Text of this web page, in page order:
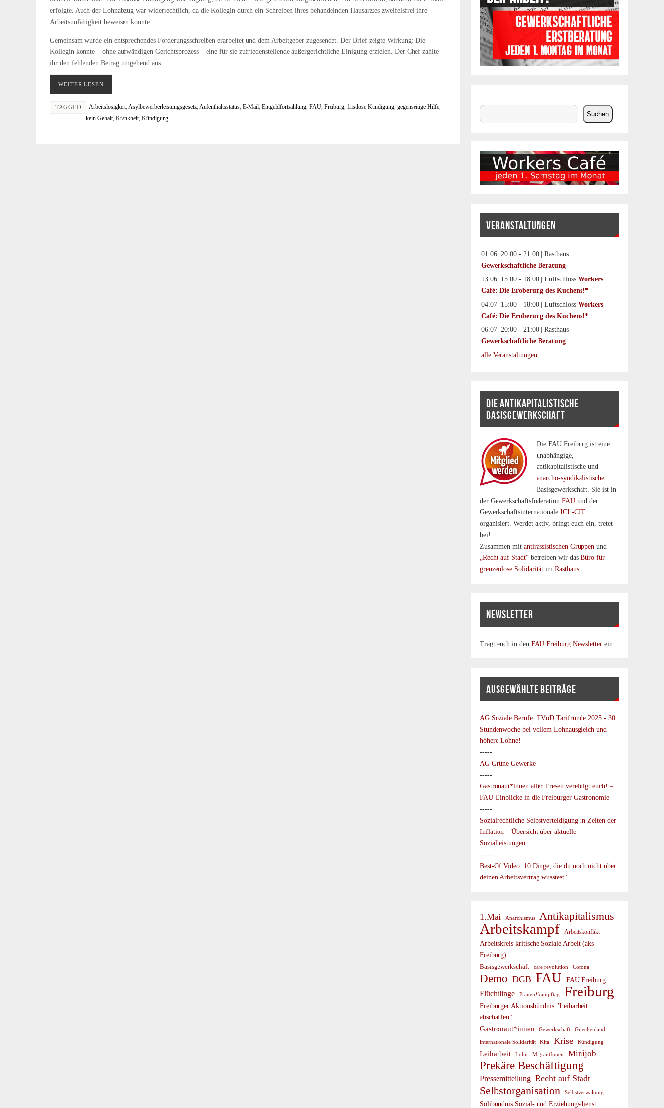
erfolgte. Auch der Lohnabzug war widerrechtlich, da die Kollegin durch ein Schreiben ihres behandelnden Hausarztes zweifelsfrei ihre
Arbeitsunfähigkeit beweisen konnte.
Gemeinsam wurde ein entsprechendes Forderungsschreiben erarbeitet und dem Arbeitgeber zugesendet. Der Brief zeigte Wirkung: Die
Kollegin konnte – ohne aufwändigen Gerichtsprozess – eine für sie zufriedenstellende außergerichtliche Einigung erzielen. Der Chef zahlte
ihr den fehlenden Betrag umgehend aus.
WEITER LESEN
TAGGED Arbeitslosigkeit, Asylbewerberleistungsgesetz, Aufenthaltsstatus, E-Mail, Entgeldfortzahlung, FAU, Freiburg, fristlose Kündigung, gegenseitige Hilfe,
kein Gehalt, Krankheit, Kündigung
Suchen
VERANSTALTUNGEN
01.06. 20:00 - 21:00 | Rasthaus
Gewerkschaftliche Beratung
13.06. 15:00 - 18:00 | LuftschlossWorkers
Café: Die Eroberung des Kuchens!*
04.07. 15:00 - 18:00 | LuftschlossWorkers
Café: Die Eroberung des Kuchens!*
06.07. 20:00 - 21:00 | Rasthaus
Gewerkschaftliche Beratung
alle Veranstaltungen
DIE ANTIKAPITALISTISCHE
BASISGEWERKSCHAFT
Die FAU Freiburg ist eine
un­abhängige,
antikapitalistische und
anarcho-syndikalistische
Basisgewerkschaft. Sie ist in
der GewerkschaftsföderationFAUund der
Gewerkschaftsinternationale ICL-CIT
organisiert. Werdet aktiv, bringt euch ein, tretet
bei!
Zusammen mitantirassistischen Gruppenund
„Recht auf Stadt“betreiben wir dasBüro für
grenzenlose SolidaritätimRasthaus
NEWSLETTER
Tragt euch in denFAU Freiburg Newsletter ein.
AUSGEWÄHLTE BEITRÄGE
AG Soziale Berufe:TVöD Tarifrunde 2025 - 30
Stundenwoche bei vollem Lohnausgleich und
höhere Löhne!
-----
AG Grüne Gewerke
-----
Gastronaut*innen aller Tresen vereinigt euch! –
FAU-Einblicke in die Freiburger Gastronomie
-----
Sozialrechtliche Selbstverteidigung in Zeiten der
Inflation – Übersicht über aktuelle
Sozialleistungen
-----
Best-Of Video: 10 Dinge, die du noch nicht über
deinen Arbeitsvertrag wusstest"
1.Mai Anarchismus Antikapitalismus
Arbeitskampf Arbeitskonflikt
Arbeitskreis kritische Soziale Arbeit (aks
Freiburg)
Basisgewerkschaft care revolution Corona
Demo DGB FAU FAU Freiburg
Flüchtlinge Frauen*kampftag Freiburg
Freiburger Aktionsbündnis "Leiharbeit
abschaffen"
Gastronaut*innen Gewerkschaft Griechenland
internationale Solidarität Kita Krise Kündigung
Leiharbeit Lohn MigrantInnen Minijob
Prekäre Beschäftigung
Pressemitteilung Recht auf Stadt
Selbstorganisation Selbstverwaltung
Solibündnis Sozial- und Erziehungsdienst